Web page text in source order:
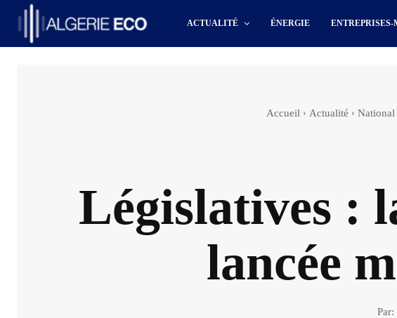
ACTUALITÉ ÉNERGIE
Accueil Actualité National
Législatives :
lancée
Par: